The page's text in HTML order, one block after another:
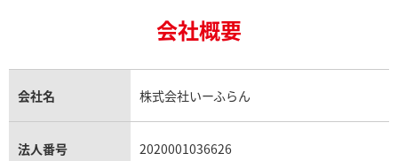
金貨買取
貴金属買取
銀・シルバー買取
パラジウム買取
トパーズ買取
タンザナイト買取
キャッツアイ買取
ロレックス エクスプローラー買取
ロレックス デイトジャスト買取
パテック フィリップノーチラス買取
ヴァシュロン・コンスタンタン買取
シャネル マトラッセ買取
セリーヌ買取
ヴァンクリーフ＆アーペル買取
ショーメ買取
ダミアーニ買取
会社概要
会社名 株式会社いーふらん
法人番号 2020001036626